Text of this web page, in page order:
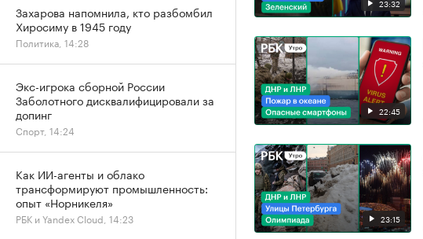
23:32
22:45
23:15
Захарова напомнила, кто разбомбил
Хиросиму в 1945 году
Политика, 14:28
Экс-игрока сборной России
Заболотного дисквалифицировали за
допинг
Спорт, 14:24
Как ИИ-агенты и облако
трансформируют промышленность:
опыт «Норникеля»
РБК и Yandex Cloud, 14:23